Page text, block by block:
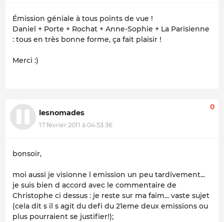
Émission géniale à tous points de vue !
Daniel + Porte + Rochat + Anne-Sophie + La Parisienne
: tous en très bonne forme, ça fait plaisir !
Merci :)
lesnomades
17 février 2011 à 04:53:36
0
bonsoir,
moi aussi je visionne l emission un peu tardivement...
je suis bien d accord avec le commentaire de
Christophe ci dessus : je reste sur ma faim... vaste sujet
(cela dit s il s agit du defi du 21eme deux emissions ou
plus pourraient se justifier!);